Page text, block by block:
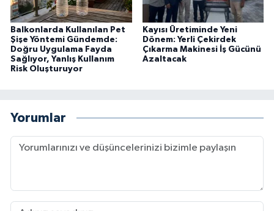
Balkonlarda Kullanılan Pet
Şişe Yöntemi Gündemde:
Doğru Uygulama Fayda
Sağlıyor, Yanlış Kullanım
Risk Oluşturuyor
Kayısı Üretiminde Yeni
Dönem: Yerli Çekirdek
Çıkarma Makinesi İş Gücünü
Azaltacak
Yorumlar